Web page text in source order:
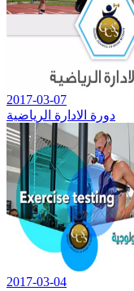
2017-03-07
دورة الادارة الرياضية
2017-03-04